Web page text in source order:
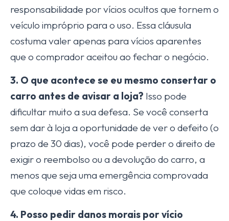
responsabilidade por vícios ocultos que tornem o
veículo impróprio para o uso. Essa cláusula
costuma valer apenas para vícios aparentes
que o comprador aceitou ao fechar o negócio.
3. O que acontece se eu mesmo consertar o
carro antes de avisar a loja? Isso pode
dificultar muito a sua defesa. Se você conserta
sem dar à loja a oportunidade de ver o defeito (o
prazo de 30 dias), você pode perder o direito de
exigir o reembolso ou a devolução do carro, a
menos que seja uma emergência comprovada
que coloque vidas em risco.
4. Posso pedir danos morais por vício